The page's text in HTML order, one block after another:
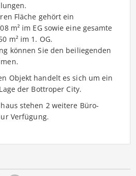
Fläche gehört ein
m² im EG sowie eine gesamte
m² im 1. OG.
können Sie den beiliegenden
Objekt handelt es sich um ein
der Bottroper City.
stehen 2 weitere Büro-
Verfügung.